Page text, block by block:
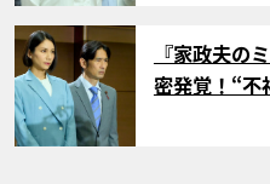
サムネイル
『家政夫の
密発覚！“